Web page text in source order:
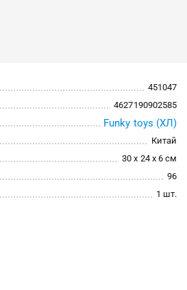
451047
4627190902585
Funky toys (ХЛ)
Китай
30 x 24 x 6 см
96
1 шт.